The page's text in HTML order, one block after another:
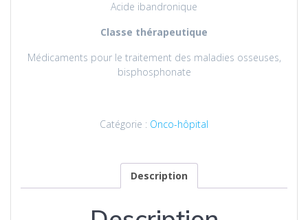
Acide ibandronique
Classe thérapeutique
Médicaments pour le traitement des maladies osseuses,
bisphosphonate
Catégorie : Onco-hôpital
Description